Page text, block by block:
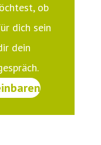
ob
dich sein
dein